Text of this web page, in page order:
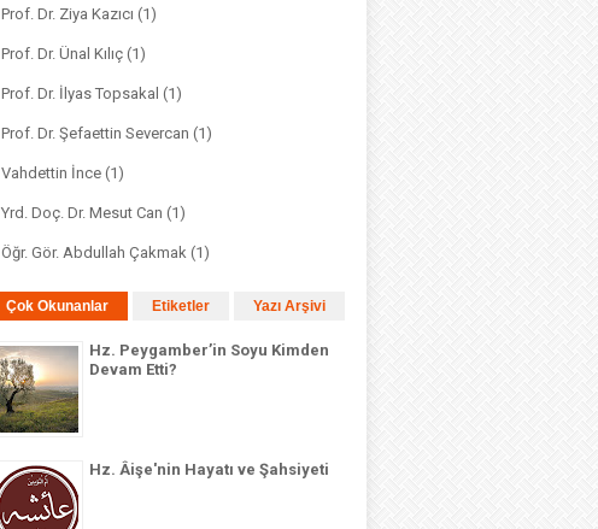
Prof. Dr. Ziya Kazıcı (1)
Prof. Dr. Ünal Kılıç (1)
Prof. Dr. İlyas Topsakal (1)
Prof. Dr. Şefaettin Severcan (1)
Vahdettin İnce (1)
Yrd. Doç. Dr. Mesut Can (1)
Öğr. Gör. Abdullah Çakmak (1)
Çok Okunanlar Etiketler Yazı Arşivi
Hz. Peygamber’in Soyu Kimden
Devam Etti?
Hz. Âişe'nin Hayatı ve Şahsiyeti